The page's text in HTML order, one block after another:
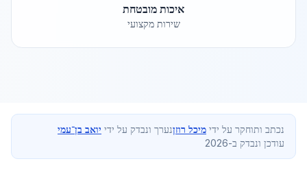
איכות מובטחת
שירות מקצועי
נכתב ותוחקר על ידי מיכל רוזןנערך ונבדק על ידי יואב בן־עמי
עודכן ונבדק ב-2026